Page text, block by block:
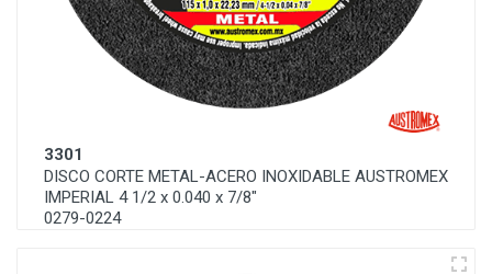
3301
DISCO CORTE METAL-ACERO INOXIDABLE AUSTROMEX
IMPERIAL 4 1/2 x 0.040 x 7/8"
0279-0224